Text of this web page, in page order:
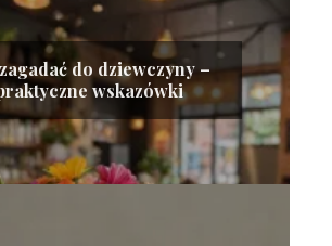
do dziewczyny –
wskazówki